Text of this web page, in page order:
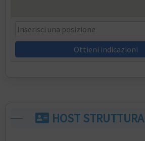
Ottieni indicazioni
HOST STRUTTURA